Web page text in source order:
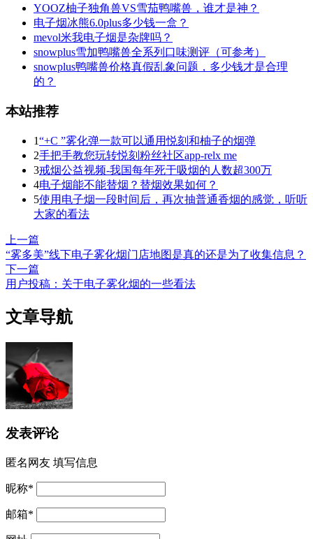
YOOZ柚子独角兽VS雪茄鸭嘴兽，谁才是神？
电子烟冰熊6.0plus多少钱一盒？
mevol米我电子烟是杂牌吗？
snowplus雪加鸭嘴兽全系列口味测评（可参考）
snowplus鸭嘴兽价格真假乱象问题，多少钱才是合理
的？
本站推荐
1“+C ”雾化弹一款可以通用悦刻和柚子的烟弹
2手把手教您玩转悦刻粉丝社区app-relx me
3戒烟公益视频-我国每年死于吸烟的人数超300万
4电子烟能不能替烟？替烟效果如何？
5使用电子烟一段时间后，再次抽普通香烟的感觉，听听
大家的看法
上一篇
“雾多美”线下电子雾化烟门店地图是真的还是为了收集信息？
下一篇
用户投稿：关于电子雾化烟的一些看法
文章导航
发表评论
匿名网友 填写信息
昵称*
邮箱*